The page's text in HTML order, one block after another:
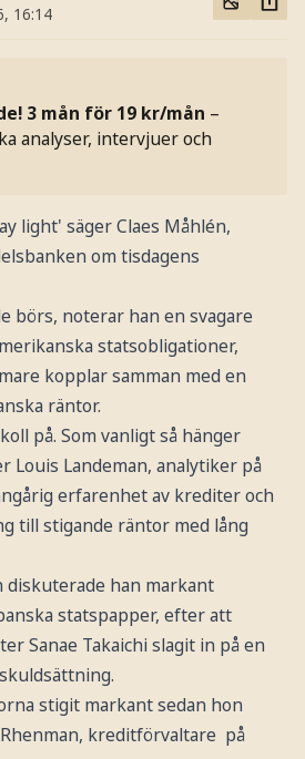
16:14
3 mån för 19 kr/mån –
analyser, intervjuer och
light' säger Claes Måhlén,
om tisdagens
börs, noterar han en svagare
statsobligationer,
kopplar samman med en
räntor.
på. Som vanligt så hänger
Louis Landeman, analytiker på
erfarenhet av krediter och
till stigande räntor med lång
diskuterade han markant
statspapper, efter att
Sanae Takaichi slagit in på en
stigit markant sedan hon
kreditförvaltare på